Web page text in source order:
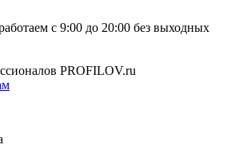
с 9:00 до 20:00 без выходных
PROFILOV.ru